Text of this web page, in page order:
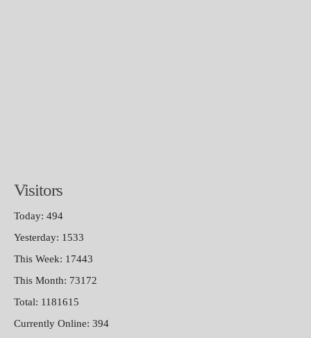
Visitors
Today: 494
Yesterday: 1533
This Week: 17443
This Month: 73172
Total: 1181615
Currently Online: 394